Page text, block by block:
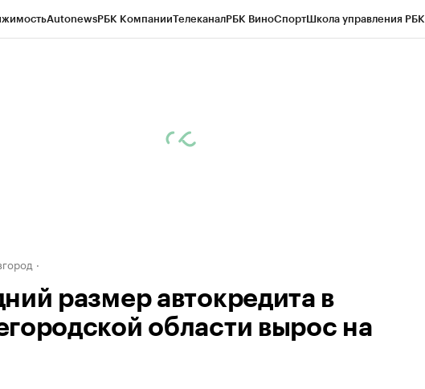
AutonewsРБК КомпанииТелеканалРБК ВиноСпортШкола управления РБК
размер автокредита в
области вырос на